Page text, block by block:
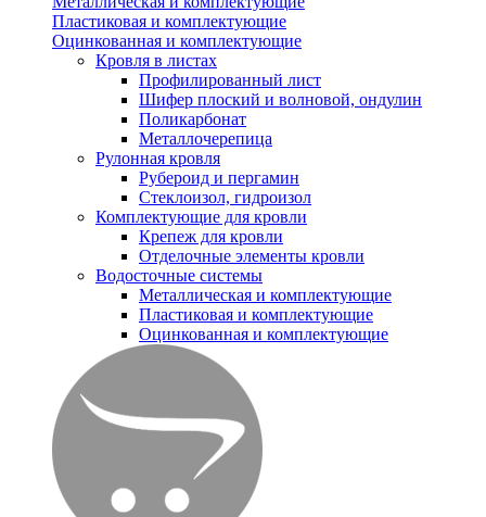
Пластиковая и комплектующие
Оцинкованная и комплектующие
Кровля в листах
Профилированный лист
Шифер плоский и волновой, ондулин
Поликарбонат
Металлочерепица
Рулонная кровля
Рубероид и пергамин
Стеклоизол, гидроизол
Комплектующие для кровли
Крепеж для кровли
Отделочные элементы кровли
Водосточные системы
Металлическая и комплектующие
Пластиковая и комплектующие
Оцинкованная и комплектующие